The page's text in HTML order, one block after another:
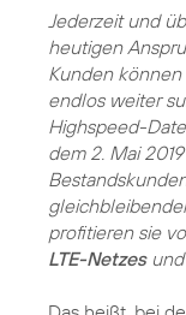
Jederzeit und
heutigen
Kunden
endlos weiter
Highspeed-
dem 2. Mai
profitieren sie
LTE-Netzesund